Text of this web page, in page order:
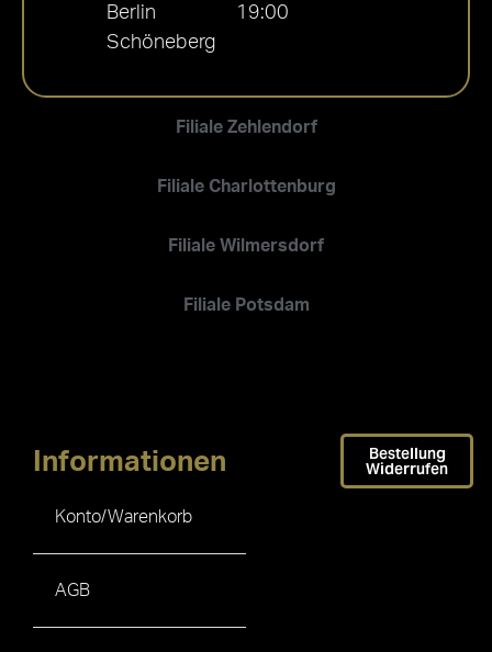
Filiale Zehlendorf
Filiale Charlottenburg
Filiale Wilmersdorf
Filiale Potsdam
Berlin
Schöneberg
19:00
Informationen
Konto/Warenkorb
AGB
Bestellung
Widerrufen